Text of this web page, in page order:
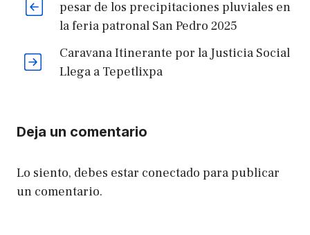
pesar de los precipitaciones pluviales en
la feria patronal San Pedro 2025
Caravana Itinerante por la Justicia Social
Llega a Tepetlixpa
Deja un comentario
Lo siento, debes estar conectado para publicar
un comentario.